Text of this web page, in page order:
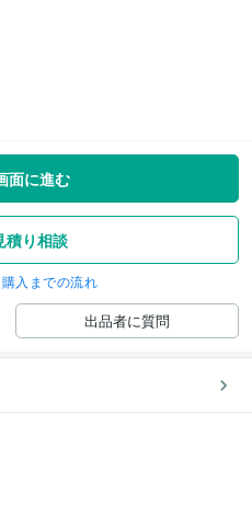
面に進む
積り相談
入までの流れ
出品者に質問